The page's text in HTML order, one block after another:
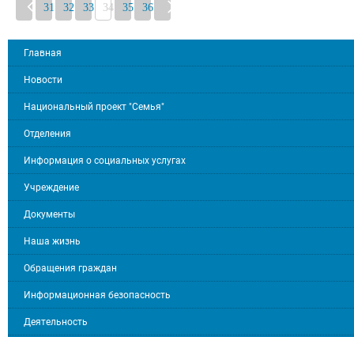
31 32 33 34 35 36
Главная
Новости
Национальный проект "Семья"
Отделения
Информация о социальных услугах
Учреждение
Документы
Наша жизнь
Обращения граждан
Информационная безопасность
Деятельность